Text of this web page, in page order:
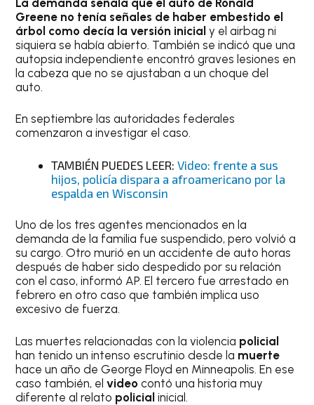
Greene no tenía señales de haber embestido el
árbol como decía la versión inicial y el airbag ni
siquiera se había abierto. También se indicó que una
autopsia independiente encontró graves lesiones en
la cabeza que no se ajustaban a un choque del
auto.
En septiembre las autoridades federales
comenzaron a investigar el caso.
TAMBIÉN PUEDES LEER:Video: frente a sus
hijos, policía dispara a afroamericano por la
espalda en Wisconsin
Uno de los tres agentes mencionados en la
demanda de la familia fue suspendido, pero volvió a
su cargo. Otro murió en un accidente de auto horas
después de haber sido despedido por su relación
con el caso, informó AP. El tercero fue arrestado en
febrero en otro caso que también implica uso
excesivo de fuerza.
Las muertes relacionadas con la violencia policial
han tenido un intenso escrutinio desde la muerte
hace un año de George Floyd en Minneapolis. En ese
caso también, elvideo contó una historia muy
diferente al relato policial inicial.